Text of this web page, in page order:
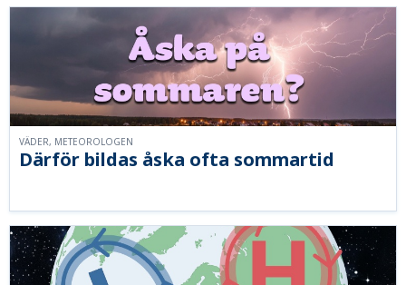
Därför bildas åska ofta sommartid
VÄDER, METEOROLOGEN